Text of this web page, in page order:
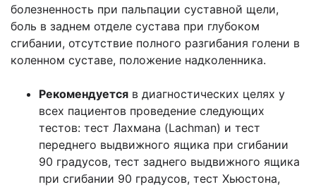
болезненность при пальпации суставной щели,
боль в заднем отделе сустава при глубоком
сгибании, отсутствие полного разгибания голени в
коленном суставе, положение надколенника.
Рекомендуется в диагностических целях у
всех пациентов проведение следующих
тестов: тест Лахмана (Lachman) и тест
переднего выдвижного ящика при сгибании
90 градусов, тест заднего выдвижного ящика
при сгибании 90 градусов, тест Хьюстона,